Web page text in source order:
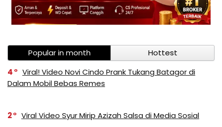
Popular in month
Hottest
4
Viral! Video Novi Cindo Prank Tukang Batagor di
Dalam Mobil Bebas Remes
2 Viral Video Syur Mirip Azizah Salsa di Media Sosial